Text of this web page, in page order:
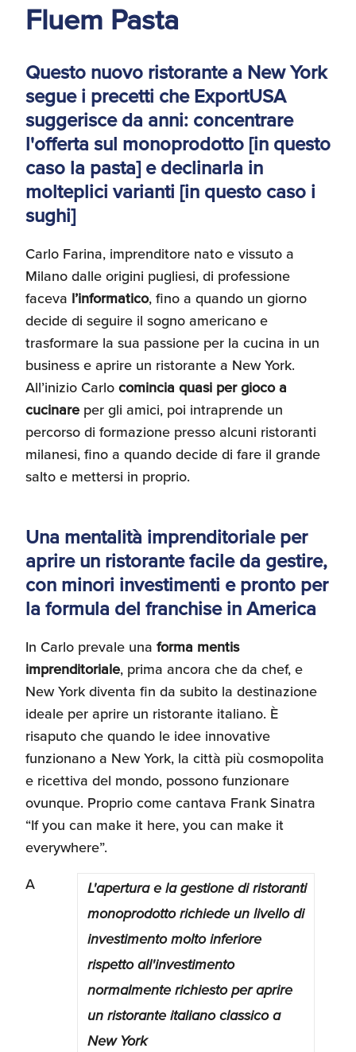
Recensioni delle
aziende italiane
e Accesso al Mercato
Apertura Ristoranti
negli Stati Uniti
Ricerche di Mercato
Assicurazioni, Permessi
e Licenze
Ricerca Personale e
Gestione Risorse
Umane
Fluem Pasta
Questo nuovo ristorante a New York
segue i precetti che ExportUSA
suggerisce da anni: concentrare
l'offerta sul monoprodotto [in questo
caso la pasta] e declinarla in
molteplici varianti [in questo caso i
sughi]
Carlo Farina, imprenditore nato e vissuto a
Milano dalle origini pugliesi, di professione
faceva l’informatico, fino a quando un giorno
decide di seguire il sogno americano e
trasformare la sua passione per la cucina in un
business e aprire un ristorante a New York.
All’inizio Carlo comincia quasi per gioco a
cucinare per gli amici, poi intraprende un
percorso di formazione presso alcuni ristoranti
milanesi, fino a quando decide di fare il grande
salto e mettersi in proprio.
Una mentalità imprenditoriale per
aprire un ristorante facile da gestire,
con minori investimenti e pronto per
la formula del franchise in America
In Carlo prevale una forma mentis
imprenditoriale, prima ancora che da chef, e
New York diventa fin da subito la destinazione
ideale per aprire un ristorante italiano. È
risaputo che quando le idee innovative
funzionano a New York, la città più cosmopolita
e ricettiva del mondo, possono funzionare
ovunque. Proprio come cantava Frank Sinatra
“If you can make it here, you can make it
everywhere”.
L'apertura e la gestione di ristoranti
monoprodotto richiede un livello di
investimento molto inferiore
rispetto all'investimento
normalmente richiesto per aprire
un ristorante italiano classico a
New York
A